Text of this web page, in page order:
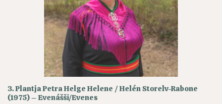
3. Plantja Petra Helge Helene / Helén Storelv-Rabone
(1975) – Evenášši/Evenes